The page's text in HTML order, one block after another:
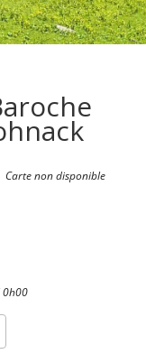
Carte non disponible
0h00